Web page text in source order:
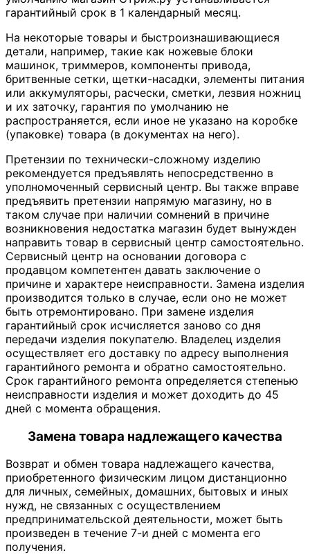
гарантийный срок в 1 календарный месяц.
На некоторые товары и быстроизнашивающиеся
детали, например, такие как ножевые блоки
машинок, триммеров, компоненты привода,
бритвенные сетки, щетки-насадки, элементы питания
или аккумуляторы, расчески, сметки, лезвия ножниц
и их заточку, гарантия по умолчанию не
распространяется, если иное не указано на коробке
(упаковке) товара (в документах на него).
Претензии по технически-сложному изделию
рекомендуется предъявлять непосредственно в
уполномоченный сервисный центр. Вы также вправе
предъявить претензии напрямую магазину, но в
таком случае при наличии сомнений в причине
возникновения недостатка магазин будет вынужден
направить товар в сервисный центр самостоятельно.
Сервисный центр на основании договора с
продавцом компетентен давать заключение о
причине и характере неисправности. Замена изделия
производится только в случае, если оно не может
быть отремонтировано. При замене изделия
гарантийный срок исчисляется заново со дня
передачи изделия покупателю. Владелец изделия
осуществляет его доставку по адресу выполнения
гарантийного ремонта и обратно самостоятельно.
Срок гарантийного ремонта определяется степенью
неисправности изделия и может доходить до 45
дней с момента обращения.
Замена товара надлежащего качества
Возврат и обмен товара надлежащего качества,
приобретенного физическим лицом дистанционно
для личных, семейных, домашних, бытовых и иных
нужд, не связанных с осуществлением
предпринимательской деятельности, может быть
произведен в течение 7-и дней с момента его
получения.